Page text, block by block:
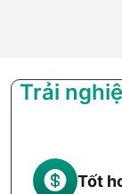
Trải
Tốt